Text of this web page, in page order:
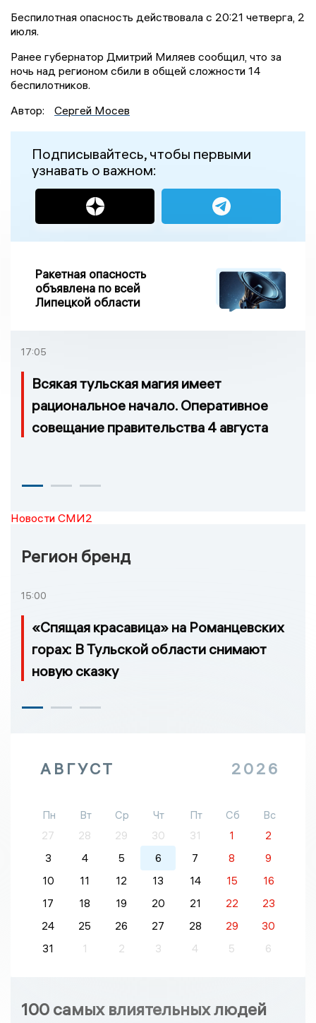
Беспилотная опасность действовала с 20:21 четверга, 2
июля.
Ранее губернатор Дмитрий Миляев сообщил, что за
ночь над регионом сбили в общей сложности 14
беспилотников.
Автор:
Сергей Мосев
Подписывайтесь, чтобы первыми
узнавать о важном:
Ракетная опасность
объявлена по всей
Липецкой области
17:05
Всякая тульская магия имеет
рациональное начало. Оперативное
совещание правительства 4 августа
Новости СМИ2
Регион бренд
15:00
«Спящая красавица» на Романцевских
горах: В Тульской области снимают
новую сказку
АВГУСТ 2026
Пн Вт Ср Чт Пт Сб
Вс
27
28 29 30 31 1
2
3
4 5 6 7 8
9
10
11 12 13 14 15
16
17
18 19 20 21 22
23
24
25 26 27 28 29
30
31
1 2 3 4 5 6
100 самых влиятельных людей